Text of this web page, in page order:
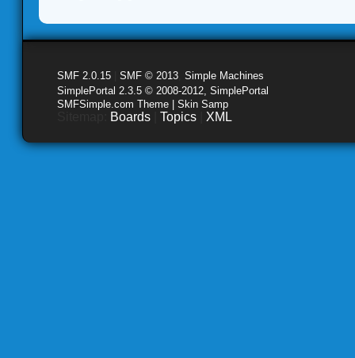
SMF 2.0.15 SMF © 2013 Simple Machines
SimplePortal 2.3.5 © 2008-2012, SimplePortal
SMFSimple.com Theme | Skin Samp
Boards Topics XML